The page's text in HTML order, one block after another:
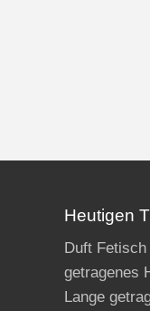
Heutigen
Duft
getragenes
Lange